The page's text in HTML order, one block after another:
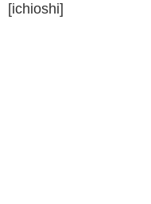
[ichioshi]